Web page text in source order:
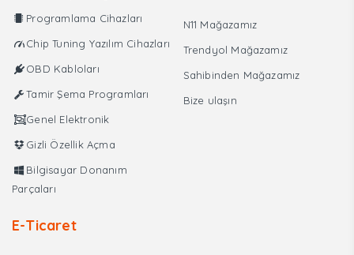
Programlama Cihazları
Chip Tuning Yazılım Cihazları
OBD Kabloları
Tamir Şema Programları
Genel Elektronik
Gizli Özellik Açma
Bilgisayar Donanım
Parçaları
N11 Mağazamız
Trendyol Mağazamız
Sahibinden Mağazamız
Bize ulaşın
E-Ticaret